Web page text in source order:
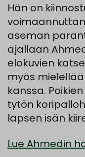
Hän on
aseman
ajallaan
elokuvien
myös
kanssa.
tytön
lapsen isän
Lue Ahmedin